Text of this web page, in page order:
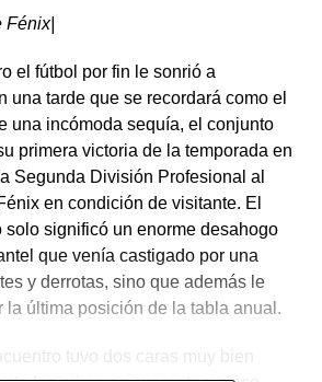
Fénix|
el fútbol por fin le sonrió a
una tarde que se recordará como el
una incómoda sequía, el conjunto
primera victoria de la temporada en
Segunda División Profesional al
en condición de visitante. El
solo significó un enorme desahogo
que venía castigado por una
y derrotas, sino que además le
la última posición de la tabla anual.
tuvo dos caras muy bien